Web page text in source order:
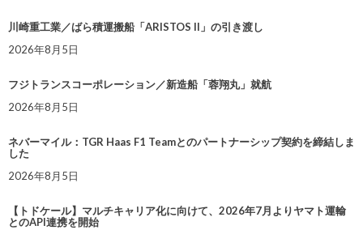
川崎重工業／ばら積運搬船「ARISTOS II」の引き渡し
2026年8月5日
フジトランスコーポレーション／新造船「蓉翔丸」就航
2026年8月5日
ネバーマイル：TGR Haas F1 Teamとのパートナーシップ契約を締結しま
した
2026年8月5日
【トドケール】マルチキャリア化に向けて、2026年7月よりヤマト運輸
とのAPI連携を開始